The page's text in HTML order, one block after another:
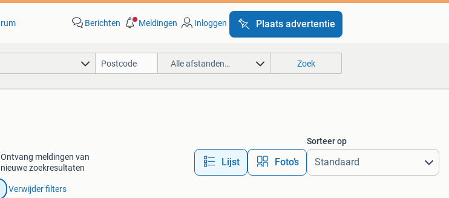
Berichten Meldingen Inloggen Plaats advertentie
Alle afstanden… Zoek
Ontvang meldingen van
nieuwe zoekresultaten
Lijst Foto’s
Sorteer op
Verwijder filters